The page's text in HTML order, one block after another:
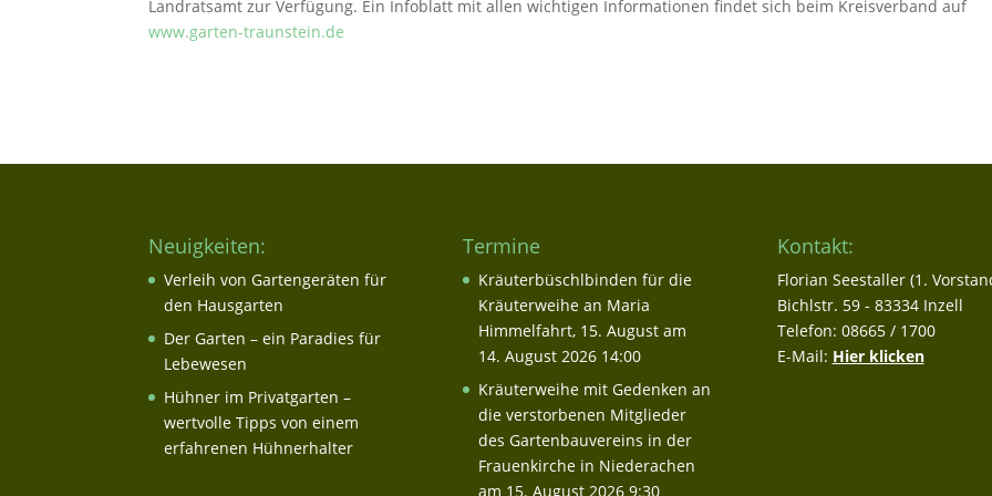
Landratsamt zur Verfügung. Ein Infoblatt mit allen wichtigen Informationen findet sich beim Kreisverband auf
www.garten-traunstein.de
Neuigkeiten:
Verleih von Gartengeräten für
den Hausgarten
Der Garten – ein Paradies für
Lebewesen
Hühner im Privatgarten –
wertvolle Tipps von einem
erfahrenen Hühnerhalter
Termine
Kräuterbüschlbinden für die
Kräuterweihe an Maria
Himmelfahrt, 15. Augustam
14. August 2026 14:00
Kräuterweihe mit Gedenken an
die verstorbenen Mitglieder
des Gartenbauvereins in der
Frauenkirche in Niederachen
am 15. August 2026 9:30
Kontakt:
Florian Seestaller (1.
Bichlstr. 59 - 83334 Inzell
Telefon: 08665 / 1700
E-Mail: Hier klicken